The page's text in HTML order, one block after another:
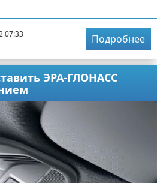
07:33
Подробнее
ЭРА-ГЛОНАСС